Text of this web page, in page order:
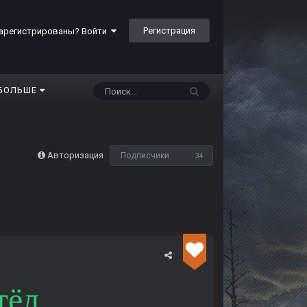
Войти Регистрация
Авторизация Подписчики 34